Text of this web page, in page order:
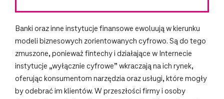
Banki oraz inne instytucje finansowe ewoluują w kierunku
modeli biznesowych zorientowanych cyfrowo. Są do tego
zmuszone, ponieważ fintechy i działające w Internecie
instytucje „wyłącznie cyfrowe” wkraczają na ich rynek,
oferując konsumentom narzędzia oraz usługi, które mogły
by odebrać im klientów. W przeszłości firmy i osoby